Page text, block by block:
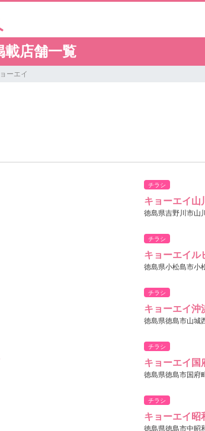
店舗一覧
ーエイ
チラシ
キョーエイ山
徳島県吉野川市山
チラシ
キョーエイル
徳島県小松島市小
チラシ
キョーエイ沖
徳島県徳島市山城
チラシ
キョーエイ国
徳島県徳島市国府
チラシ
キョーエイ昭
徳島県徳島市中昭